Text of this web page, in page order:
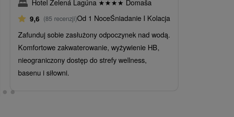
Hotel Zelená Lagúna ★★★★ Domaša
9,6 (85 recenzji)Od 1 NoceŚniadanie I Kolacja
Zafunduj sobie zasłużony odpoczynek nad wodą.
Komfortowe zakwaterowanie, wyżywienie HB,
nieograniczony dostęp do strefy wellness,
basenu i siłowni.